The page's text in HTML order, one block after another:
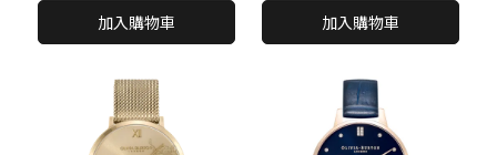
加入購物車 加入購物車